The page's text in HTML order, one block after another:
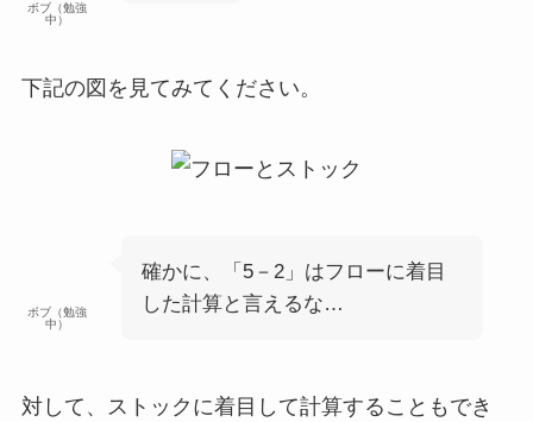
ボブ（勉強
中）
下記の図を見てみてください。
ボブ（勉強
中）
確かに、「5－2」はフローに着目
した計算と言えるな…
対して、
ストックに着目して計算することもでき